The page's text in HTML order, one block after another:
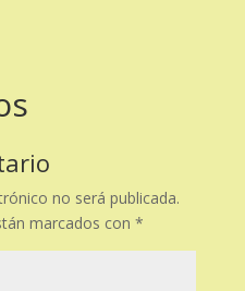
no será publicada.
marcados con *